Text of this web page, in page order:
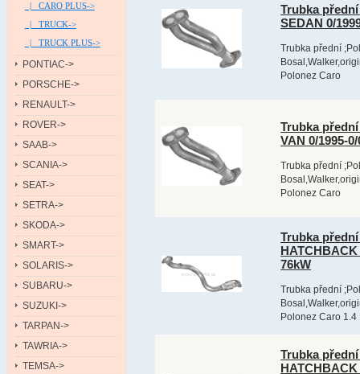
|_ CARO PLUS->
|_ TRUCK->
|_ TRUCK PLUS->
PONTIAC->
PORSCHE->
RENAULT->
ROVER->
SAAB->
SCANIA->
SEAT->
SETRA->
SKODA->
SMART->
SOLARIS->
SUBARU->
SUZUKI->
TARPAN->
TAWRIA->
TEMSA->
Trubka
SEDAN 0/
Trubka přední
Polonez Caro
Trubka
VAN 0/1995-
Trubka přední
Polonez Caro
Trubka
HATCHBACK
76kW
Trubka přední
Polonez Caro 1.4
Trubka
HATCHBACK